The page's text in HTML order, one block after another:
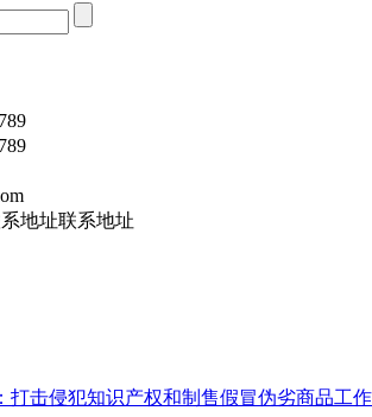
地址联系地址
打击侵犯知识产权和制售假冒伪劣商品工